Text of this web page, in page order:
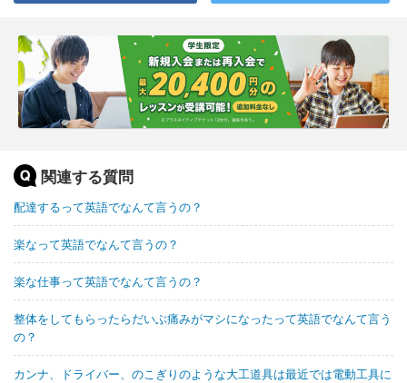
関連する質問
配達するって英語でなんて言うの？
楽なって英語でなんて言うの？
楽な仕事って英語でなんて言うの？
整体をしてもらったらだいぶ痛みがマシになったって英語でなんて言う
の？
カンナ、ドライバー、のこぎりのような大工道具は最近では電動工具に